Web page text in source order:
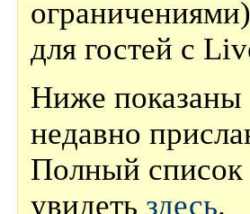
для гостей с
Ниже показаны
недавно
Полный
увидеть здесь.